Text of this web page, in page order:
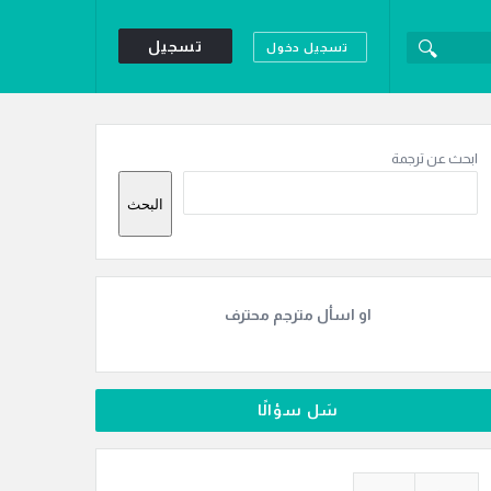
تسجيل دخول تسجيل
الجانبية
ابحث عن ترجمة
البحث
او اسأل مترجم محترف
سَل سؤالًا